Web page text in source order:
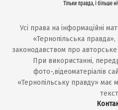
Усі права на інформаційні
«Тернопільська
законодавством про авторське
При використанні,
фото-,відеоматеріалів
«Тернопільську правду» має